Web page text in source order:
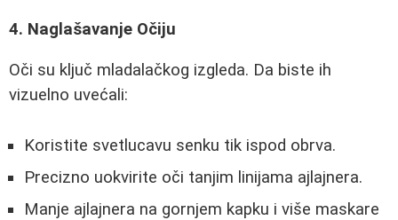
4. Naglašavanje Očiju
Oči su ključ mladalačkog izgleda. Da biste ih
vizuelno uvećali:
Koristite svetlucavu senku tik ispod obrva.
Precizno uokvirite oči tanjim linijama ajlajnera.
Manje ajlajnera na gornjem kapku i više maskare